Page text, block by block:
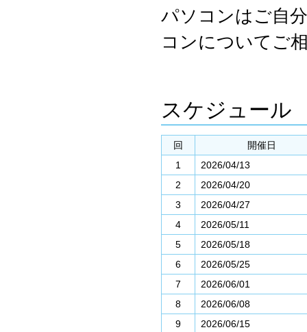
パソコンはご自
コンについてご
スケジュール
回
開催日
1
2026/04/13
2
2026/04/20
3
2026/04/27
4
2026/05/11
5
2026/05/18
6
2026/05/25
7
2026/06/01
8
2026/06/08
9
2026/06/15